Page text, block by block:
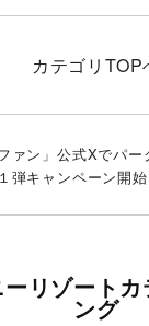
カテゴリ TOP
ァン」公式Xでパー
弾キャンペーン開始
リゾート
ング